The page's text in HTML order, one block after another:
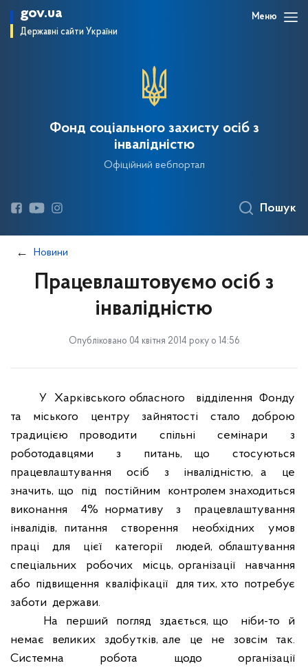
gov.ua
Державні сайти України
Меню
Фонд соціального захисту осіб з
інвалідністю
Офіційний вебпортал
Пошук
Новини
Працевлаштовуємо осіб з
інвалідністю
Опубліковано 04 квітня 2014 року о 14:56
У Харківського обласного відділення Фонду
та
міського центру зайнятості стало
доброю
традицією проводити
спільні семінари
з
роботодавцями
з питань, що
стосуються
працевлаштування
осіб з інвалідністю, а
це
значить, що
під постійним
контролем знаходиться
виконання
4% нормативу з
працевлаштування
інвалідів, питання
створення необхідних
умов
праці
для цієї категорії
людей, облаштування
спеціальних
робочих місць, організації
навчання
або підвищення кваліфікації для тих, хто потребує
заботи держави.
На
перший погляд здається, що ніби-то
й
немає
великих здобутків, але це не зовсім
так.
Системна
робота щодо
організації